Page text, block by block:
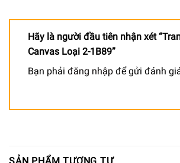
Hãy là người đầu tiên nhận xét
Canvas Loại 2-1B89”
Bạn phải đăng nhập để gửi đánh